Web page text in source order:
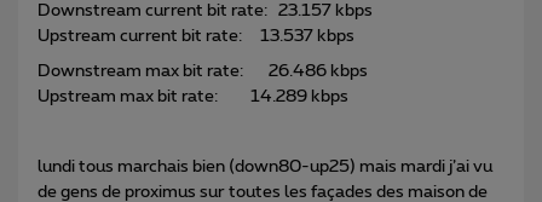
Downstream current bit rate: 23.157 kbps
Upstream current bit rate: 13.537 kbps
Downstream max bit rate: 26.486 kbps
Upstream max bit rate: 14.289 kbps
lundi tous marchais bien (down80-up25) mais mardi j’ai vu
de gens de proximus sur toutes les façades des maison de